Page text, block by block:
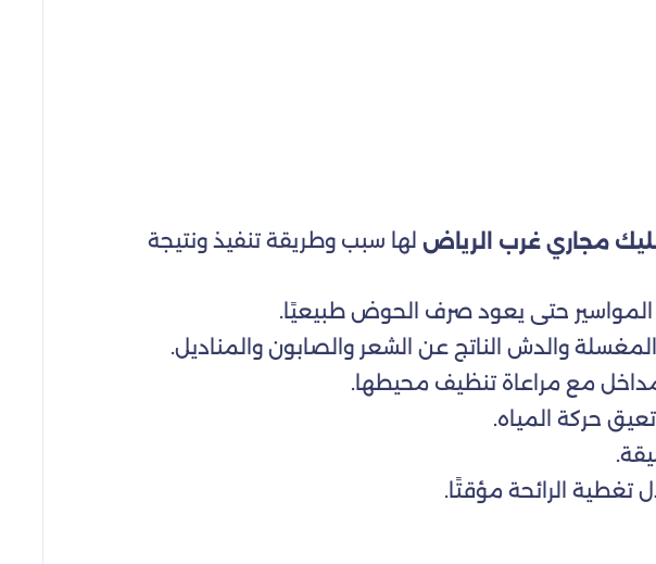
مجاري غرب الرياض لها سبب وطريقة تنفيذ ونتيجة
المواسير حتى يعود صرف الحوض طبيعيًا.
والدش الناتج عن الشعر والصابون والمناديل.
مع مراعاة تنظيف محيطها.
حركة المياه.
تغطية الرائحة مؤقتًا.